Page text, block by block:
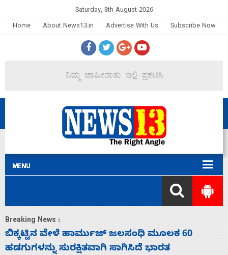
Saturday, 8th August 2026
Home
About News13.in Advertise With Us Subscribe Now
Breaking News :
ನಾಗೇಂದ್ರ ರಾಜೀನಾಮೆ ಕೊಡದಿದ್ದರೆ ಸದನ ನಡೆಸಲು
ಬಿಡೆವು: ಛಲವಾದಿ ನಾರಾಯಣಸ್ವಾಮಿ